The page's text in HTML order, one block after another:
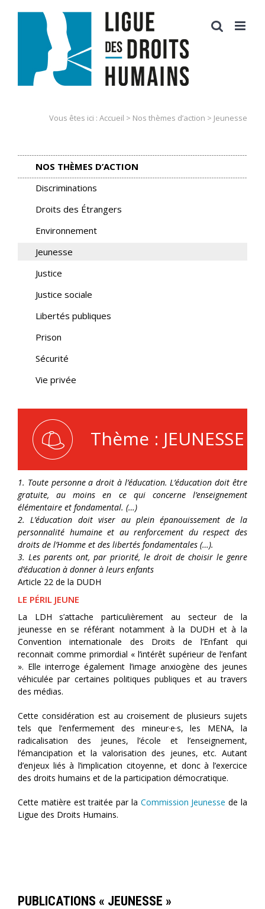
Vous êtes ici : Accueil > Nos thèmes d’action > Jeunesse
NOS THÈMES D’ACTION
Discriminations
Droits des Étrangers
Environnement
Jeunesse
Justice
Justice sociale
Libertés publiques
Prison
Sécurité
Vie privée
Thème : JEUNESSE
1. Toute personne a droit à l’éducation. L’éducation doit être
gratuite, au moins en ce qui concerne l’enseignement
élémentaire et fondamental. (…)
2. L’éducation doit viser au plein épanouissement de la
personnalité humaine et au renforcement du respect des
droits de l’Homme et des libertés fondamentales (…).
3. Les parents ont, par priorité, le droit de choisir le genre
d’éducation à donner à leurs enfants
Article 22 de la DUDH
LE PÉRIL JEUNE
La LDH s’attache particulièrement au secteur de la
jeunesse en se référant notamment à la DUDH et à la
Convention internationale des Droits de l’Enfant qui
reconnait comme primordial « l’intérêt supérieur de l’enfant
». Elle interroge également l’image anxiogène des jeunes
véhiculée par certaines politiques publiques et au travers
des médias.
Cette considération est au croisement de plusieurs sujets
tels que l’enfermement des mineur·e·s, les MENA, la
radicalisation des jeunes, l’école et l’enseignement,
l’émancipation et la valorisation des jeunes, etc. Autant
d’enjeux liés à l’implication citoyenne, et donc à l’exercice
des droits humains et de la participation démocratique.
Cette matière est traitée par la Commission Jeunesse de la
Ligue des Droits Humains.
PUBLICATIONS « JEUNESSE »